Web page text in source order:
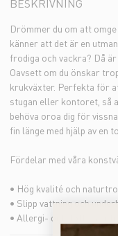
BESKRIVNING
Drömmer du om att
känner att det är en
frodiga och vackra? Då
Oavsett om du önskar
krukväxter. Perfekta för
stugan eller kontoret, så
behöva oroa dig för
fin länge med hjälp av en
Fördelar med våra
• Hög kvalité och
• Slipp vattning och
• Allergi- och doftfria